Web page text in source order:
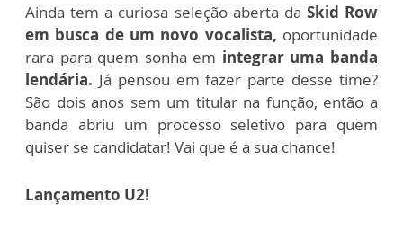
Ainda tem a curiosa seleção aberta da Skid Row
em busca de um novo vocalista, oportunidade
rara para quem sonha em integrar uma banda
lendária. Já pensou em fazer parte desse time?
São dois anos sem um titular na função, então a
banda abriu um processo seletivo para quem
quiser se candidatar! Vai que é a sua chance!
Lançamento U2!